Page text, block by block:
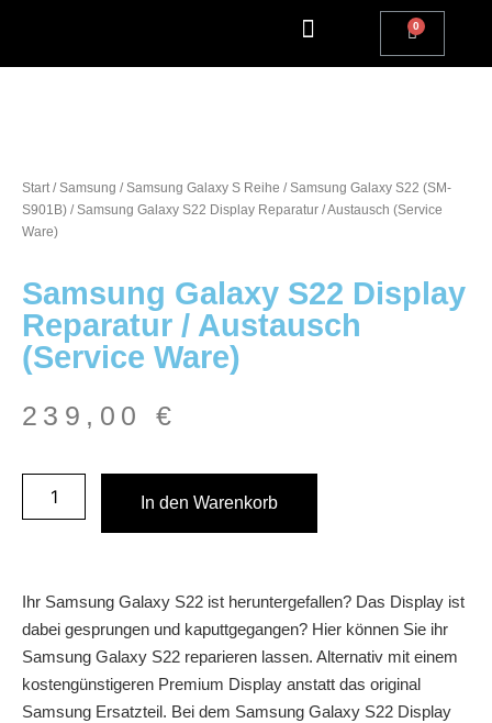
Start/Samsung /Samsung Galaxy S Reihe /Samsung Galaxy S22 (SM-
S901B) / Samsung Galaxy S22 Display Reparatur / Austausch (Service
Ware)
Samsung Galaxy S22 Display
Reparatur / Austausch
(Service Ware)
239,00 €
In den Warenkorb
Ihr Samsung Galaxy S22 ist heruntergefallen? Das Display ist
dabei gesprungen und kaputtgegangen? Hier können Sie ihr
Samsung Galaxy S22 reparieren lassen. Alternativ mit einem
kostengünstigeren Premium Display anstatt das original
Samsung Ersatzteil. Bei dem Samsung Galaxy S22 Display